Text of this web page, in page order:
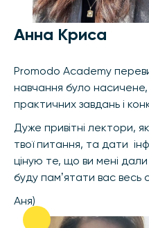
Анна Криса
Promodo Academy
навчання було насичене,
практичних завдань і
Дуже привітні лектори,
твої питання, та дати
ціную те, що ви мені
буду памʼятати вас весь
Аня)